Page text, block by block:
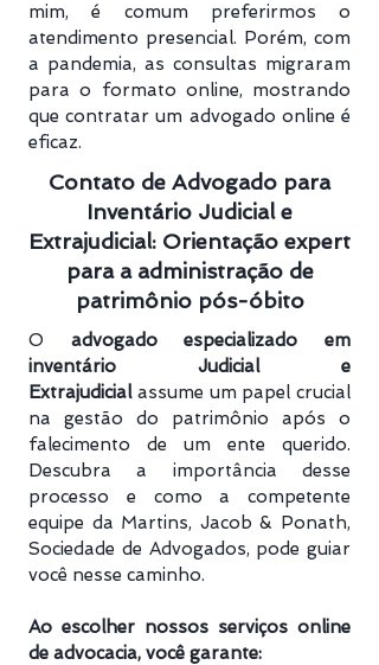
mim, é comum preferirmos o
atendimento presencial. Porém, com
a pandemia, as consultas migraram
para o formato online, mostrando
que contratar um advogado online é
eficaz.
Contato de Advogado para
Inventário Judicial e
Extrajudicial: Orientação expert
para a administração de
patrimônio pós-óbito
O advogado especializado em
inventário Judicial e
Extrajudicial assume um papel crucial
na gestão do patrimônio após o
falecimento de um ente querido.
Descubra a importância desse
processo e como a competente
equipe da Martins, Jacob & Ponath,
Sociedade de Advogados, pode guiar
você nesse caminho.
Ao escolher nossos serviços online
de advocacia, você garante: